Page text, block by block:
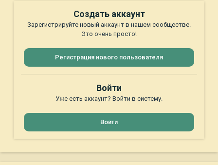
Создать аккаунт
Зарегистрируйте новый аккаунт в нашем сообществе.
Это очень просто!
Регистрация нового пользователя
Войти
Уже есть аккаунт? Войти в систему.
Войти